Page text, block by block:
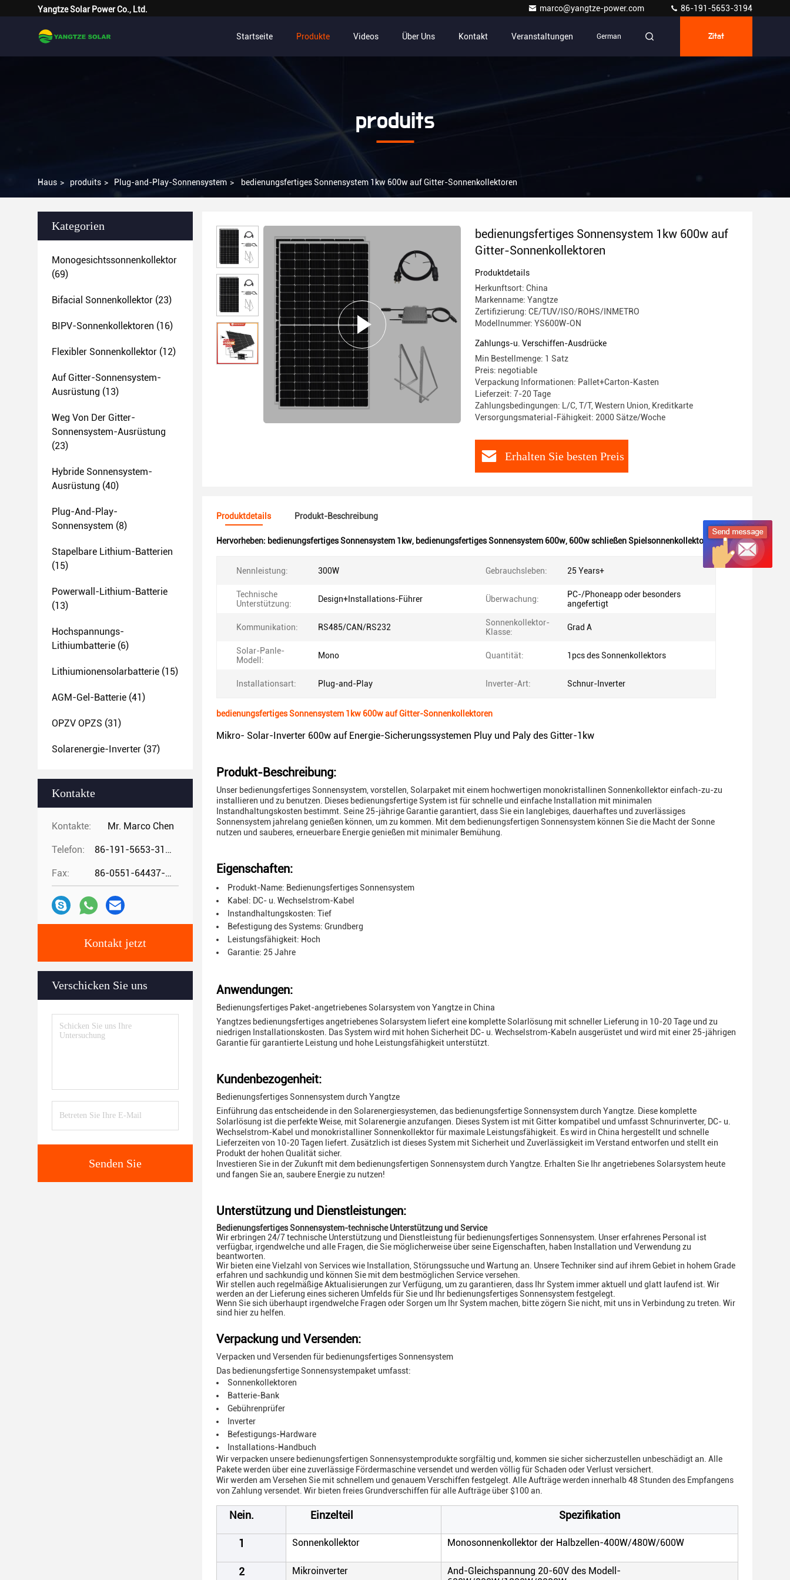
Yangtze Solar Power Co., Ltd. marco@yangtze-power.com 86-191-5653-3194
Startseite Produkte Videos Über Uns Kontakt Veranstaltungen German Zitat
produits
Haus > produits > Plug-and-Play-Sonnensystem > bedienungsfertiges Sonnensystem 1kw 600w auf Gitter-Sonnenkollektoren
Kategorien
Monogesichtssonnenkollektor
(69)
Bifacial Sonnenkollektor (23)
BIPV-Sonnenkollektoren (16)
Flexibler Sonnenkollektor (12)
Auf Gitter-Sonnensystem-
Ausrüstung (13)
Weg Von Der Gitter-
Sonnensystem-Ausrüstung
(23)
Hybride Sonnensystem-
Ausrüstung (40)
Plug-And-Play-
Sonnensystem (8)
Stapelbare Lithium-Batterien
(15)
Powerwall-Lithium-Batterie
(13)
Hochspannungs-
Lithiumbatterie (6)
Lithiumionensolarbatterie (15)
AGM-Gel-Batterie (41)
OPZV OPZS (31)
Solarenergie-Inverter (37)
Kontakte
Kontakte: Mr. Marco Chen
Telefon: 86-191-5653-3194
Fax: 86-0551-64437-729
Kontakt jetzt
Verschicken Sie uns
Senden Sie
bedienungsfertiges Sonnensystem 1kw 600w auf
Gitter-Sonnenkollektoren
Produktdetails
Herkunftsort: China
Markenname: Yangtze
Zertifizierung: CE/TUV/ISO/ROHS/INMETRO
Modellnummer: YS600W-ON
Zahlungs-u. Verschiffen-Ausdrücke
Min Bestellmenge: 1 Satz
Preis: negotiable
Verpackung Informationen: Pallet+Carton-Kasten
Lieferzeit: 7-20 Tage
Zahlungsbedingungen: L/C, T/T, Western Union, Kreditkarte
Versorgungsmaterial-Fähigkeit: 2000 Sätze/Woche
Erhalten Sie besten Preis
Produktdetails Produkt-Beschreibung
Hervorheben: bedienungsfertiges Sonnensystem 1kw, bedienungsfertiges Sonnensystem 600w, 600w schließen Spielsonnenkollektoren an
Nennleistung: 300W Gebrauchsleben: 25 Years+
Technische
Unterstützung:
Design+Installations-Führer Überwachung:
PC-/Phoneapp oder besonders
angefertigt
Kommunikation: RS485/CAN/RS232
Sonnenkollektor-
Klasse:
Grad A
Solar-Panle-
Modell:
Mono Quantität: 1pcs des Sonnenkollektors
Installationsart: Plug-and-Play Inverter-Art: Schnur-Inverter
bedienungsfertiges Sonnensystem 1kw 600w auf Gitter-Sonnenkollektoren
Mikro- Solar-Inverter 600w auf Energie-Sicherungssystemen Pluy und Paly des Gitter-1kw
Produkt-Beschreibung:
Unser bedienungsfertiges Sonnensystem, vorstellen, Solarpaket mit einem hochwertigen monokristallinen Sonnenkollektor einfach-zu-zu
installieren und zu benutzen. Dieses bedienungsfertige System ist für schnelle und einfache Installation mit minimalen
Instandhaltungskosten bestimmt. Seine 25-jährige Garantie garantiert, dass Sie ein langlebiges, dauerhaftes und zuverlässiges
Sonnensystem jahrelang genießen können, um zu kommen. Mit dem bedienungsfertigen Sonnensystem können Sie die Macht der Sonne
nutzen und sauberes, erneuerbare Energie genießen mit minimaler Bemühung.
Eigenschaften:
Produkt-Name: Bedienungsfertiges Sonnensystem
Kabel: DC- u. Wechselstrom-Kabel
Instandhaltungskosten: Tief
Befestigung des Systems: Grundberg
Leistungsfähigkeit: Hoch
Garantie: 25 Jahre
Anwendungen:
Bedienungsfertiges Paket-angetriebenes Solarsystem von Yangtze in China
Yangtzes bedienungsfertiges angetriebenes Solarsystem liefert eine komplette Solarlösung mit schneller Lieferung in 10-20 Tage und zu
niedrigen Installationskosten. Das System wird mit hohen Sicherheit DC- u. Wechselstrom-Kabeln ausgerüstet und wird mit einer 25-jährigen
Garantie für garantierte Leistung und hohe Leistungsfähigkeit unterstützt.
Kundenbezogenheit:
Bedienungsfertiges Sonnensystem durch Yangtze
Einführung das entscheidende in den Solarenergiesystemen, das bedienungsfertige Sonnensystem durch Yangtze. Diese komplette
Solarlösung ist die perfekte Weise, mit Solarenergie anzufangen. Dieses System ist mit Gitter kompatibel und umfasst Schnurinverter, DC- u.
Wechselstrom-Kabel und monokristalliner Sonnenkollektor für maximale Leistungsfähigkeit. Es wird in China hergestellt und schnelle
Lieferzeiten von 10-20 Tagen liefert. Zusätzlich ist dieses System mit Sicherheit und Zuverlässigkeit im Verstand entworfen und stellt ein
Produkt der hohen Qualität sicher.
Investieren Sie in der Zukunft mit dem bedienungsfertigen Sonnensystem durch Yangtze. Erhalten Sie Ihr angetriebenes Solarsystem heute
und fangen Sie an, saubere Energie zu nutzen!
Unterstützung und Dienstleistungen:
Bedienungsfertiges Sonnensystem-technische Unterstützung und Service
Wir erbringen 24/7 technische Unterstützung und Dienstleistung für bedienungsfertiges Sonnensystem. Unser erfahrenes Personal ist
verfügbar, irgendwelche und alle Fragen, die Sie möglicherweise über seine Eigenschaften, haben Installation und Verwendung zu
beantworten.
Wir bieten eine Vielzahl von Services wie Installation, Störungssuche und Wartung an. Unsere Techniker sind auf ihrem Gebiet in hohem Grade
erfahren und sachkundig und können Sie mit dem bestmöglichen Service versehen.
Wir stellen auch regelmäßige Aktualisierungen zur Verfügung, um zu garantieren, dass Ihr System immer aktuell und glatt laufend ist. Wir
werden an der Lieferung eines sicheren Umfelds für Sie und Ihr bedienungsfertiges Sonnensystem festgelegt.
Wenn Sie sich überhaupt irgendwelche Fragen oder Sorgen um Ihr System machen, bitte zögern Sie nicht, mit uns in Verbindung zu treten. Wir
sind hier zu helfen.
Verpackung und Versenden:
Verpacken und Versenden für bedienungsfertiges Sonnensystem
Das bedienungsfertige Sonnensystempaket umfasst:
Sonnenkollektoren
Batterie-Bank
Gebührenprüfer
Inverter
Befestigungs-Hardware
Installations-Handbuch
Wir verpacken unsere bedienungsfertigen Sonnensystemprodukte sorgfältig und, kommen sie sicher sicherzustellen unbeschädigt an. Alle
Pakete werden über eine zuverlässige Fördermaschine versendet und werden völlig für Schaden oder Verlust versichert.
Wir werden am Versehen Sie mit schnellem und genauem Verschiffen festgelegt. Alle Aufträge werden innerhalb 48 Stunden des Empfangens
von Zahlung versendet. Wir bieten freies Grundverschiffen für alle Aufträge über $100 an.
Nein. Einzelteil Spezifikation
1 Sonnenkollektor Monosonnenkollektor der Halbzellen-400W/480W/600W
2 Mikroinverter
And-Gleichspannung 20-60V des Modell-